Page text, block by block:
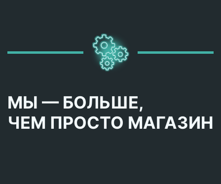
МЫ — БОЛЬШЕ,
ЧЕМ ПРОСТО МАГАЗИН